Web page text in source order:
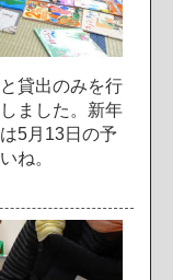
と貸出のみを行
し ま した 。 新年
は5月 13日 の予
いね。